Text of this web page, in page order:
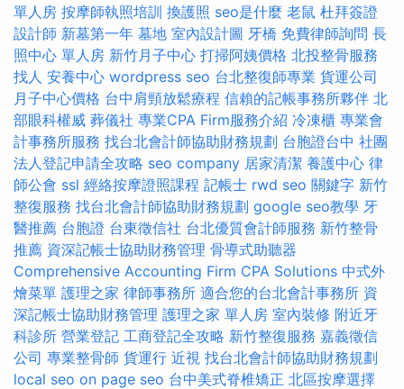
單人房 按摩師執照培訓 換護照 seo是什麼 老鼠 杜拜簽證
設計師 新墓第一年 墓地 室內設計圖 牙橋 免費律師詢問 長
照中心 單人房 新竹月子中心 打掃阿姨價格 北投整骨服務
找人 安養中心 wordpress seo 台北整復師專業 貨運公司
月子中心價格 台中肩頸放鬆療程 信賴的記帳事務所夥伴 北
部眼科權威 葬儀社 專業CPA Firm服務介紹 冷凍櫃 專業會
計事務所服務 找台北會計師協助財務規劃 台胞證台中 社團
法人登記申請全攻略 seo company 居家清潔 養護中心 律
師公會 ssl 經絡按摩證照課程 記帳士 rwd seo 關鍵字 新竹
整復服務 找台北會計師協助財務規劃 google seo教學 牙
醫推薦 台胞證 台東徵信社 台北優質會計師服務 新竹整骨
推薦 資深記帳士協助財務管理 骨導式助聽器
Comprehensive Accounting Firm CPA Solutions 中式外
燴菜單 護理之家 律師事務所 適合您的台北會計事務所 資
深記帳士協助財務管理 護理之家 單人房 室內裝修 附近牙
科診所 營業登記 工商登記全攻略 新竹整復服務 嘉義徵信
公司 專業整骨師 貨運行 近視 找台北會計師協助財務規劃
local seo on page seo 台中美式脊椎矯正 北區按摩選擇